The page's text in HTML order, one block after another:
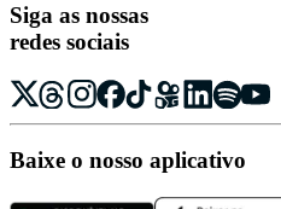
Siga as nossas
redes sociais
Baixe o nosso aplicativo